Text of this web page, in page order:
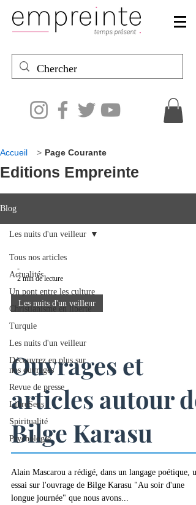
Accueil > Page Courante
Editions Empreinte
Blog
Tous nos articles
Actualités
Un pont entre les culture
Christianisme en liberté
Turquie
Les nuits d'un veilleur
Découvrez en plus sur
nos ouvrages
Revue de presse
LibreSens
Spiritualité
Psychologie
Les nuits d'un veilleur
-
2 min de lecture
Les nuits d'un veilleur
Ouvrages et
articles autour de
Bilge Karasu
Alain Mascarou a rédigé, dans un langage poétique, un
essai sur l'ouvrage de Bilge Karasu "Au soir d'une
longue journée" que nous avons...